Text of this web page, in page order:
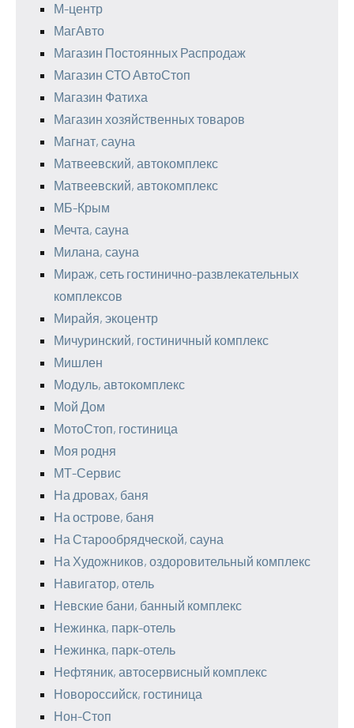
М-центр
МагАвто
Магазин Постоянных Распродаж
Магазин СТО АвтоСтоп
Магазин Фатиха
Магазин хозяйственных товаров
Магнат, сауна
Матвеевский, автокомплекс
Матвеевский, автокомплекс
МБ-Крым
Мечта, сауна
Милана, сауна
Мираж, сеть гостинично-развлекательных
комплексов
Мирайя, экоцентр
Мичуринский, гостиничный комплекс
Мишлен
Модуль, автокомплекс
Мой Дом
МотоСтоп, гостиница
Моя родня
МТ-Сервис
На дровах, баня
На острове, баня
На Старообрядческой, сауна
На Художников, оздоровительный комплекс
Навигатор, отель
Невские бани, банный комплекс
Нежинка, парк-отель
Нежинка, парк-отель
Нефтяник, автосервисный комплекс
Новороссийск, гостиница
Нон-Стоп